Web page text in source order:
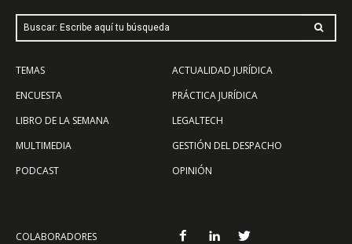
Buscar: Escribe aquí tu búsqueda
TEMAS
ENCUESTA
LIBRO DE LA SEMANA
MULTIMEDIA
PODCAST
ACTUALIDAD JURÍDICA
PRÁCTICA JURÍDICA
LEGALTECH
GESTIÓN DEL DESPACHO
OPINIÓN
COLABORADORES